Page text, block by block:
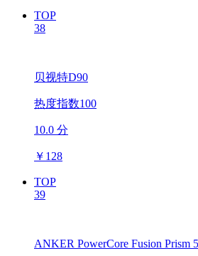
TOP
38
贝视特D90
热度指数100
10.0 分
￥ 128
TOP
39
ANKER PowerCore Fusion Prism